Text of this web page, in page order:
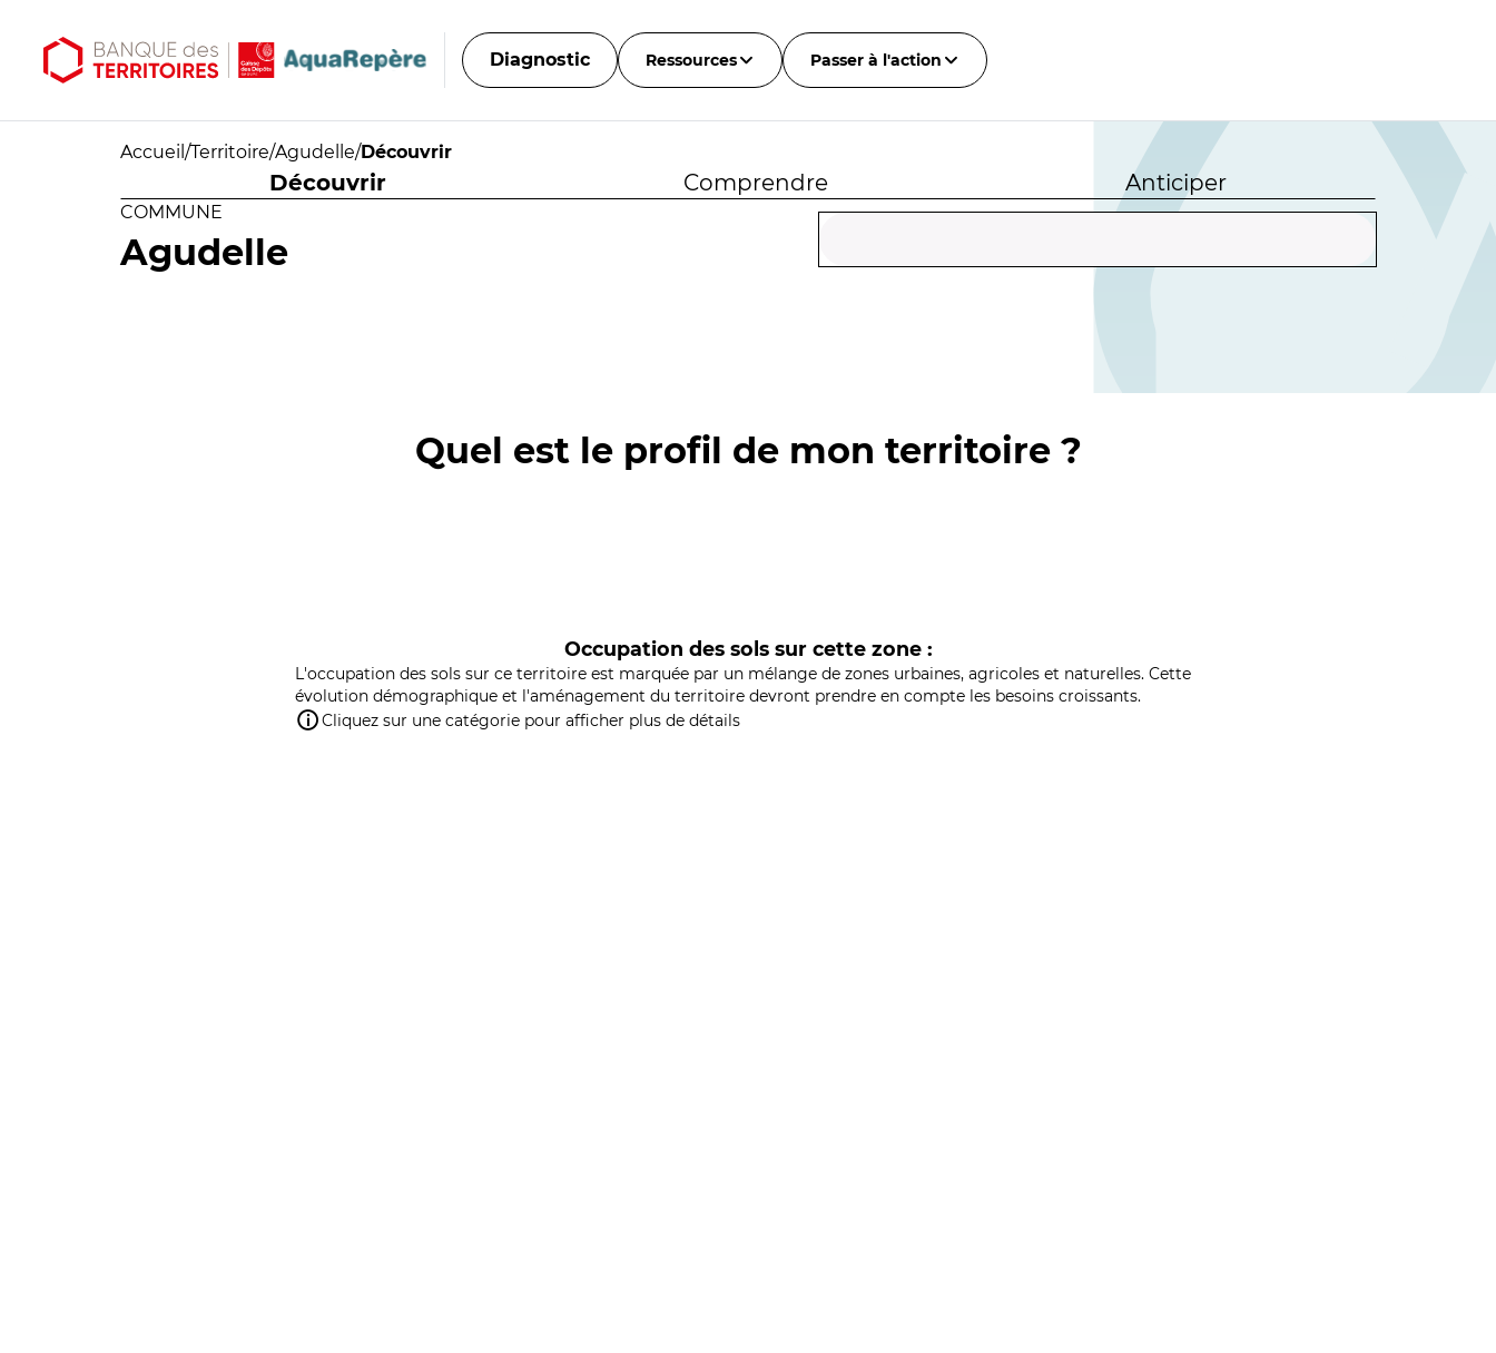
Diagnostic Ressources Passer à l'action
Accueil /Territoire/Agudelle/Découvrir
Découvrir Comprendre Anticiper
COMMUNE
Agudelle
Quel est le profil de mon territoire ?
Occupation des sols sur cette zone :
L'occupation des sols sur ce territoire est marquée par un mélange de zones urbaines, agricoles et naturelles. Cette
évolution démographique et l'aménagement du territoire devront prendre en compte les besoins croissants.
Cliquez sur une catégorie pour afficher plus de détails